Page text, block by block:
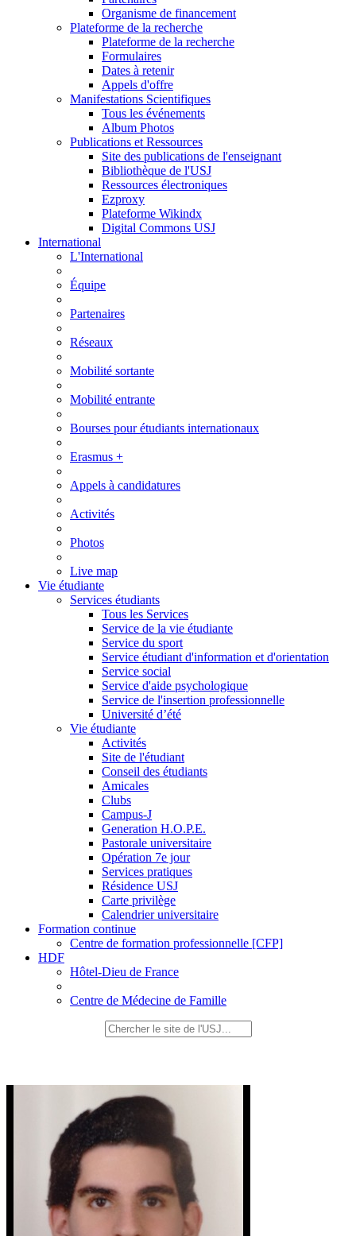
Organisme de financement
Plateforme de la recherche
Plateforme de la recherche
Formulaires
Dates à retenir
Appels d'offre
Manifestations Scientifiques
Tous les événements
Album Photos
Publications et Ressources
Site des publications de l'enseignant
Bibliothèque de l'USJ
Ressources électroniques
Ezproxy
Plateforme Wikindx
Digital Commons USJ
International
L'International
Équipe
Partenaires
Réseaux
Mobilité sortante
Mobilité entrante
Bourses pour étudiants internationaux
Erasmus +
Appels à candidatures
Activités
Photos
Live map
Vie étudiante
Services étudiants
Tous les Services
Service de la vie étudiante
Service du sport
Service étudiant d'information et d'orientation
Service social
Service d'aide psychologique
Service de l'insertion professionnelle
Université d’été
Vie étudiante
Activités
Site de l'étudiant
Conseil des étudiants
Amicales
Clubs
Campus-J
Generation H.O.P.E.
Pastorale universitaire
Opération 7e jour
Services pratiques
Résidence USJ
Carte privilège
Calendrier universitaire
Formation continue
Centre de formation professionnelle [CFP]
HDF
Hôtel-Dieu de France
Centre de Médecine de Famille